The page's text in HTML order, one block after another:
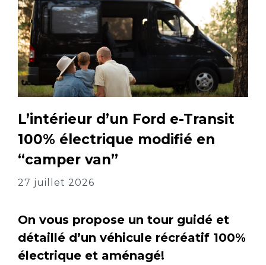
L’intérieur d’un Ford e-Transit
100% électrique modifié en
“camper van”
27 juillet 2026
On vous propose un tour guidé et
détaillé d’un véhicule récréatif 100%
électrique et aménagé!